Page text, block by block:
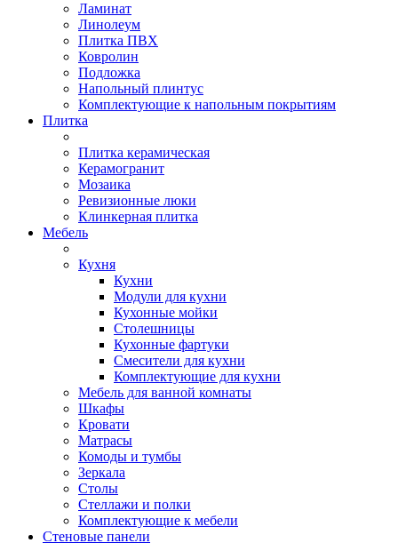
Ламинат
Линолеум
Плитка ПВХ
Ковролин
Подложка
Напольный плинтус
Комплектующие к напольным покрытиям
Плитка
Плитка керамическая
Керамогранит
Мозаика
Ревизионные люки
Клинкерная плитка
Мебель
Кухня
Кухни
Модули для кухни
Кухонные мойки
Столешницы
Кухонные фартуки
Смесители для кухни
Комплектующие для кухни
Мебель для ванной комнаты
Шкафы
Кровати
Матрасы
Комоды и тумбы
Зеркала
Столы
Стеллажи и полки
Комплектующие к мебели
Стеновые панели